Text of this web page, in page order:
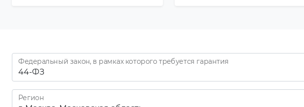
Федеральный закон, в рамках которого требуется гарантия
Регион